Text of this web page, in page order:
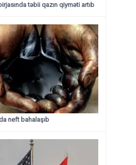
təbii qazın qiyməti artıb
neft bahalaşıb